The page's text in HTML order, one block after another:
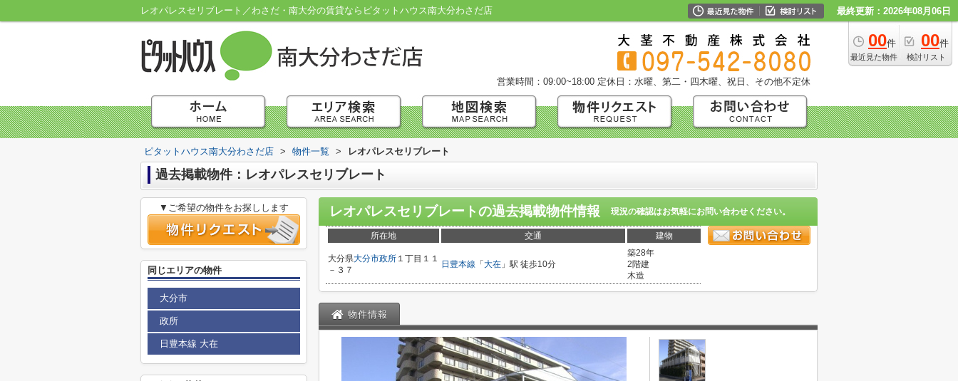
レオパレスセリブレート／わさだ・南大分の賃貸ならピタットハウス南大分わさだ店 最終更新：2026年08月06日
00件
最近見た物件
00件
検討リスト
営業時間：09:00~18:00 定休日：水曜、第二・四木曜、祝日、その他不定休
ピタットハウス南大分わさだ店 > 物件一覧 > レオパレスセリブレート
過去掲載物件：レオパレスセリブレート
レオパレスセリブレートの過去掲載物件情報 現況の確認はお気軽にお問い合わせください。
所在地 交通 建物
大分県大分市政所 １丁目１１
－３７
日豊本線 「 大在 」駅 徒歩10分
築28年
2階建
木造
物件情報
▼ご希望の物件をお探しします
同じエリアの物件
大分市
政所
日豊本線 大在